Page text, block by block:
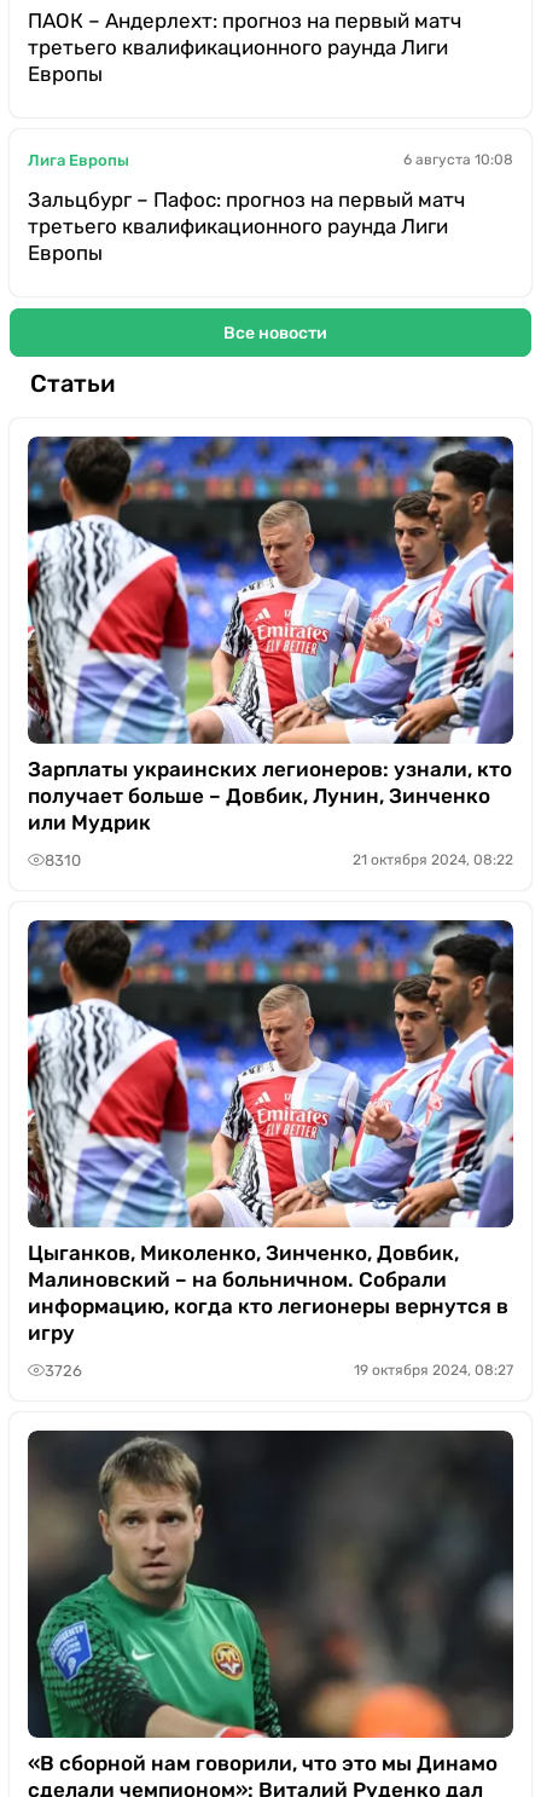
ПАОК – Андерлехт: прогноз на первый матч
третьего квалификационного раунда Лиги
Европы
Лига Европы 6 августа 10:08
Зальцбург – Пафос: прогноз на первый матч
третьего квалификационного раунда Лиги
Европы
Все новости
Статьи
Зарплаты украинских легионеров: узнали, кто
получает больше – Довбик, Лунин, Зинченко
или Мудрик
8310 21 октября 2024, 08:22
Цыганков, Миколенко, Зинченко, Довбик,
Малиновский – на больничном. Собрали
информацию, когда кто легионеры вернутся в
игру
3726 19 октября 2024, 08:27
«В сборной нам говорили, что это мы Динамо
сделали чемпионом»: Виталий Руденко дал